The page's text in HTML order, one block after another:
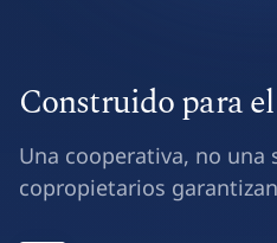
Construido para el
Una cooperativa, no una